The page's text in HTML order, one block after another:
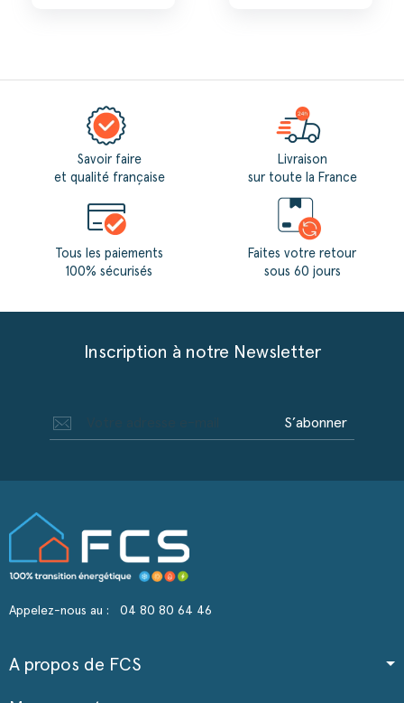
Savoir faire
et qualité française
Tous les paiements
100% sécurisés
Livraison
sur toute la France
Faites votre retour
sous 60 jours
Inscription à notre Newsletter
S’abonner
Appelez-nous au : 04 80 80 64 46
A propos de FCS